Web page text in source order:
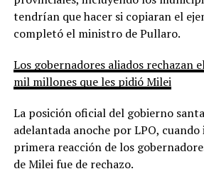
tendrían que hacer si copiaran el
completó el ministro de Pullaro.
Los gobernadores aliados rechazan
mil millones que les pidió Milei
La posición oficial del gobierno
adelantada anoche por LPO,
primera reacción de los
de Milei fue de rechazo.